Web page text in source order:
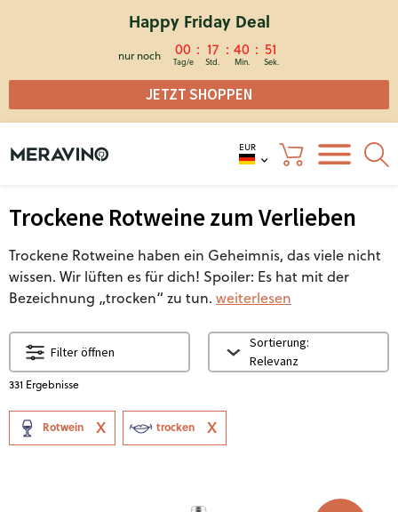
Happy Friday Deal
nur noch 00 17 40 50
JETZT SHOPPEN
EUR
Trockene Rotweine zum Verlieben
Trockene Rotweine haben ein Geheimnis, das viele nicht
wissen. Wir lüften es für dich! Spoiler: Es hat mit der
Bezeichnung „trocken“ zu tun. weiterlesen
Filter öffnen
Sortierung:
Relevanz
331 Ergebnisse
Rotwein trocken